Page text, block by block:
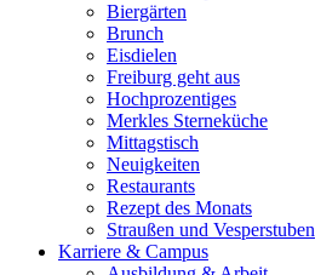
Biergärten
Brunch
Eisdielen
Freiburg geht aus
Hochprozentiges
Merkles Sterneküche
Mittagstisch
Neuigkeiten
Restaurants
Rezept des Monats
Straußen und Vesperstuben
Karriere & Campus